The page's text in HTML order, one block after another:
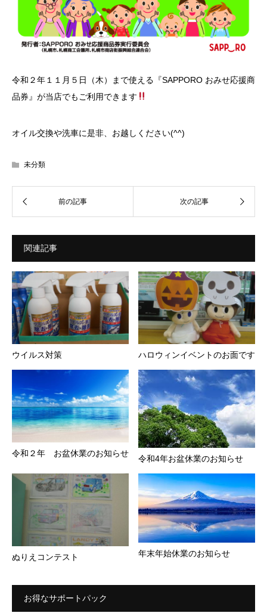
令和２年１１月５日（木）まで使える『SAPPORO おみせ応援商
品券』が当店でもご利用できます
オイル交換や洗車に是非、お越しください(^^)
未分類
関連記事
ウイルス対策 ハロウィンイベントのお面です
令和２年 お盆休業のお知らせ
令和4年お盆休業のお知らせ
ぬりえコンテスト 年末年始休業のお知らせ
お得なサポートパック